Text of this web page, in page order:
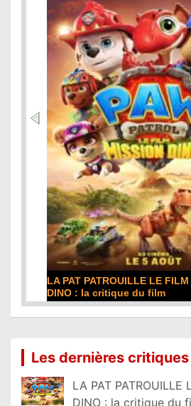
PATROUILLE LE FILM - MISSION
: la critique du film
Les dernières critiques
LA PAT PATROUILLE
DINO : la critique du